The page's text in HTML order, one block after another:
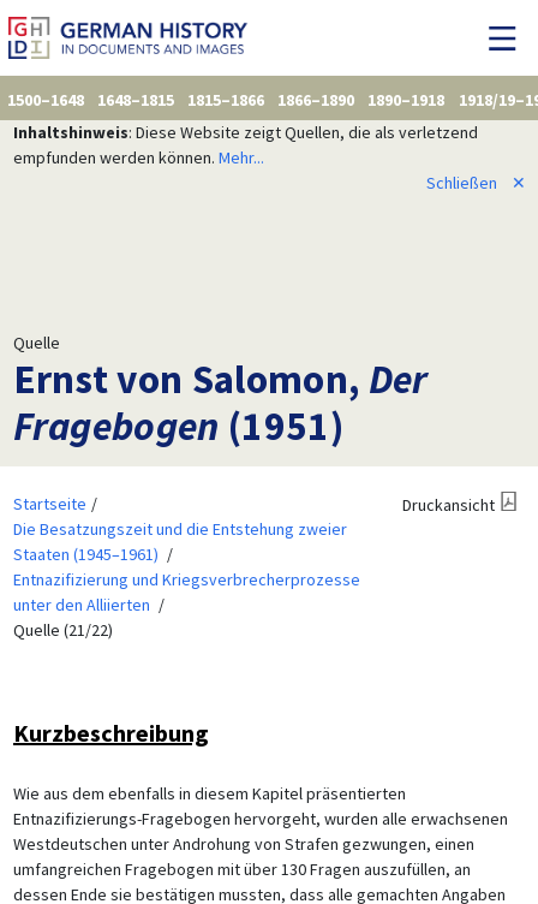
1500–1648 1648–1815 1815–1866 1866–1890 1890–1918
1918/
Inhaltshinweis: Diese Website zeigt Quellen, die als verletzend
empfunden werden können. Mehr...
Schließen
✕
Quelle
Ernst von Salomon, Der
Fragebogen (1951)
Startseite
Die Besatzungszeit und die Entstehung zweier
Staaten (1945–1961)
Entnazifizierung und Kriegsverbrecherprozesse
unter den Alliierten
Quelle (21/22)
Druckansicht
Kurzbeschreibung
Wie aus dem ebenfalls in diesem Kapitel präsentierten
Entnazifizierungs-Fragebogen hervorgeht, wurden alle erwachsenen
Westdeutschen unter Androhung von Strafen gezwungen, einen
umfangreichen Fragebogen mit über 130 Fragen auszufüllen, an
dessen Ende sie bestätigen mussten, dass alle gemachten Angaben